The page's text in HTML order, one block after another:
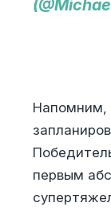
первым